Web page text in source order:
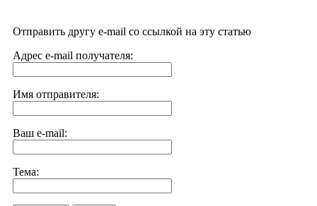
Отправить другу e-mail со ссылкой на эту статью
Адрес e-mail получателя:
Имя отправителя:
Ваш e-mail:
Тема: